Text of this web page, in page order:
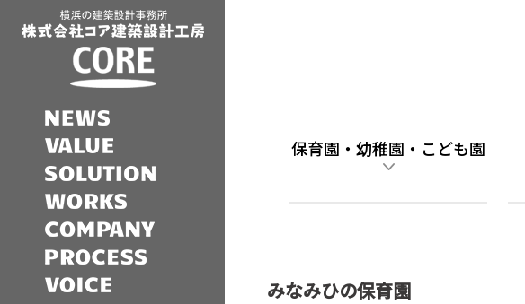
保育園・幼稚園・こども園
みなみひの保育園